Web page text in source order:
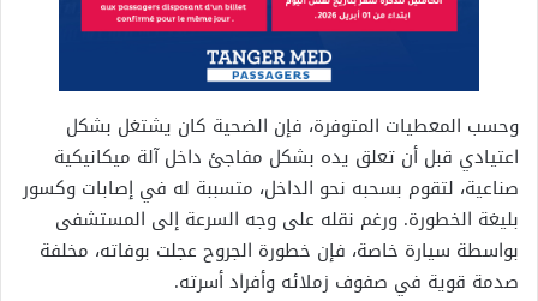
وحسب المعطيات المتوفرة، فإن الضحية كان يشتغل بشكل
اعتيادي قبل أن تعلق يده بشكل مفاجئ داخل آلة ميكانيكية
صناعية، لتقوم بسحبه نحو الداخل، متسببة له في إصابات وكسور
بليغة الخطورة. ورغم نقله على وجه السرعة إلى المستشفى
بواسطة سيارة خاصة، فإن خطورة الجروح عجلت بوفاته، مخلفة
صدمة قوية في صفوف زملائه وأفراد أسرته.